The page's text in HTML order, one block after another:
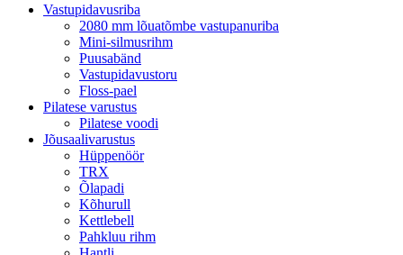
Vastupidavusriba
2080 mm lõuatõmbe vastupanuriba
Mini-silmusrihm
Puusabänd
Vastupidavustoru
Floss-pael
Pilatese varustus
Pilatese voodi
Jõusaalivarustus
Hüppenöör
TRX
Õlapadi
Kõhurull
Kettlebell
Pahkluu rihm